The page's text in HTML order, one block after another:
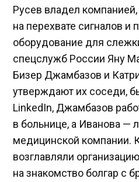
Русев владел
на перехвате сигналов и
оборудование для
спецслужб России Яну
Бизер Джамбазов и
утверждают их соседи,
LinkedIn, Джамбазов
в больнице, а Иванова —
медицинской компании.
возглавляли
на знакомство болгар с